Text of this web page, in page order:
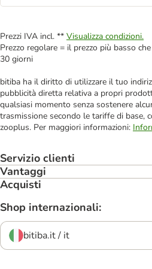
Prezzi IVA incl. ** Visualizza condizioni.
Prezzo regolare = il prezzo più basso
30 giorni
bitiba ha il diritto di utilizzare il tuo
pubblicità diretta relativa a propri
qualsiasi momento senza sostenere
trasmissione secondo le tariffe di base,
zooplus. Per maggiori informazioni:
Servizio clienti
Vantaggi
Acquisti
Shop internazionali:
bitiba.it / it